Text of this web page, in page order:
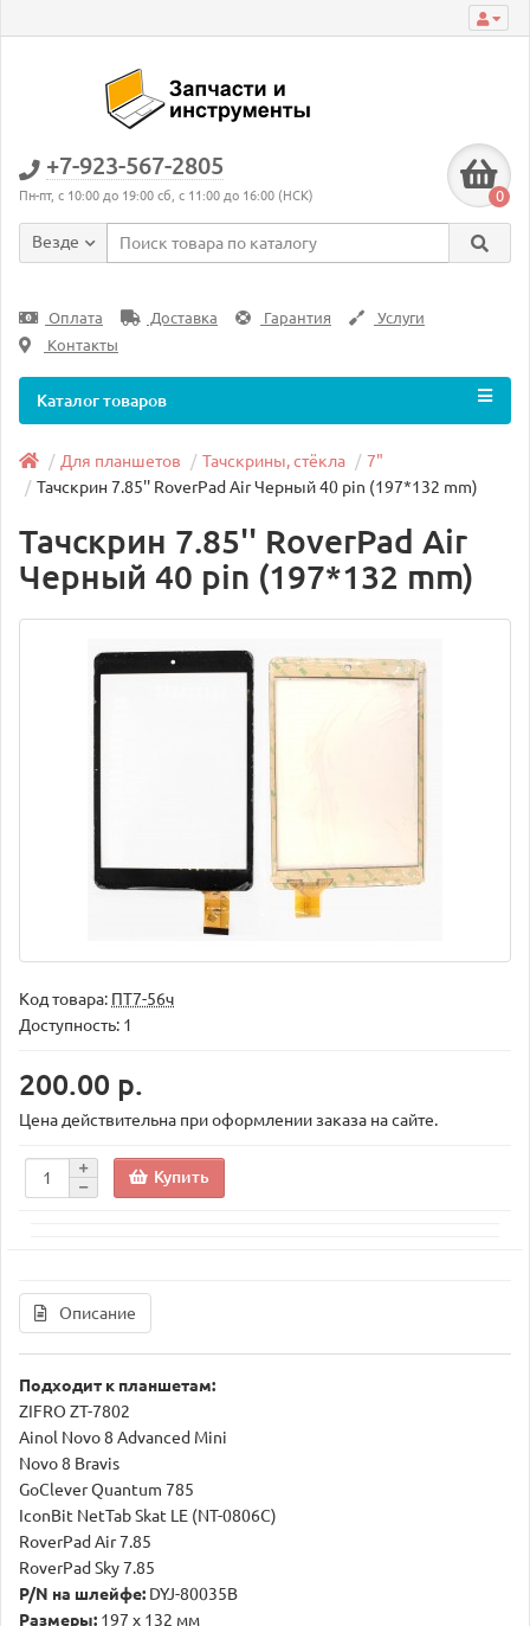
+7-923-567-2805
Пн-пт, с 10:00 до 19:00 сб, с 11:00 до 16:00 (НСК) 0
Везде
Оплата Доставка Гарантия
Услуги
Контакты
Каталог товаров
Для планшетов Тачскрины, стёкла
7"
Тачскрин 7.85'' RoverPad Air Черный 40 pin (197*132 mm)
Тачскрин 7.85'' RoverPad Air
Черный 40 pin (197*132 mm)
Код товара: ПТ7-56ч
Доступность: 1
200.00 р.
Цена действительна при оформлении заказа на сайте.
Купить
Описание
Подходит к планшетам:
ZIFRO ZT-7802
Ainol Novo 8 Advanced Mini
Novo 8 Bravis
GoClever Quantum 785
IconBit NetTab Skat LE (NT-0806C)
RoverPad Air 7.85
RoverPad Sky 7.85
P/N на шлейфе: DYJ-80035B
Размеры: 197 х 132 мм